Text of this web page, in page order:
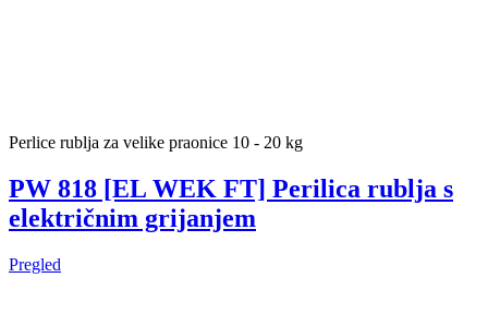
Perlice rublja za velike praonice 10 - 20 kg
PW 818 [EL WEK FT] Perilica rublja s
električnim grijanjem
Pregled